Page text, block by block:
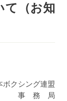
て（お知
ボクシング連盟
事 務 局